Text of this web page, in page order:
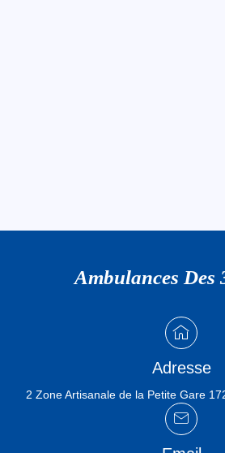
Ambulances Des
Adresse
2 Zone Artisanale de la Petite Gare